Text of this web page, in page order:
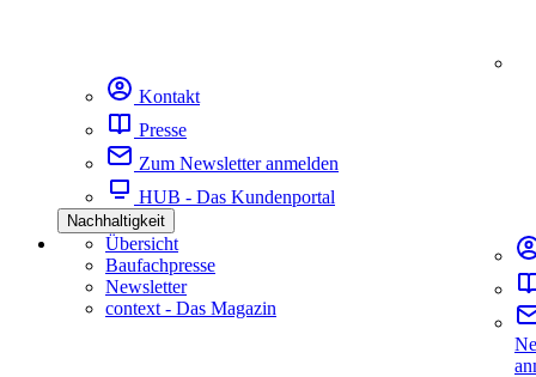
Kontakt
Presse
Zum Newsletter anmelden
HUB - Das Kundenportal
Nachhaltigkeit
Übersicht
Baufachpresse
Newsletter
context - Das Magazin